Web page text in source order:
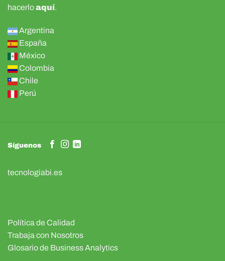
hacerloaquí.
Argentina
España
México
Colombia
Chile
Perú
Síguenos
tecnologiabi.es
Política de Calidad
Trabaja con Nosotros
Glosario de Business Analytics